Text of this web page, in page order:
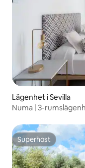
Lägenhet i Sevilla
Numa | 3-
Superhost
Superhost